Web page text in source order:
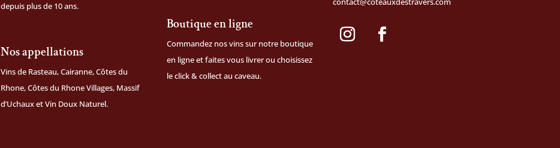
depuis plus de 10 ans.
Nos appellations
Vins de Rasteau, Cairanne, Côtes du
Rhone, Côtes du Rhone Villages, Massif
d’Uchaux et Vin Doux Naturel.
Boutique en ligne
Commandez nos vins sur notre boutique
en ligneet faites vous livrer ou choisissez
le click & collect au caveau.